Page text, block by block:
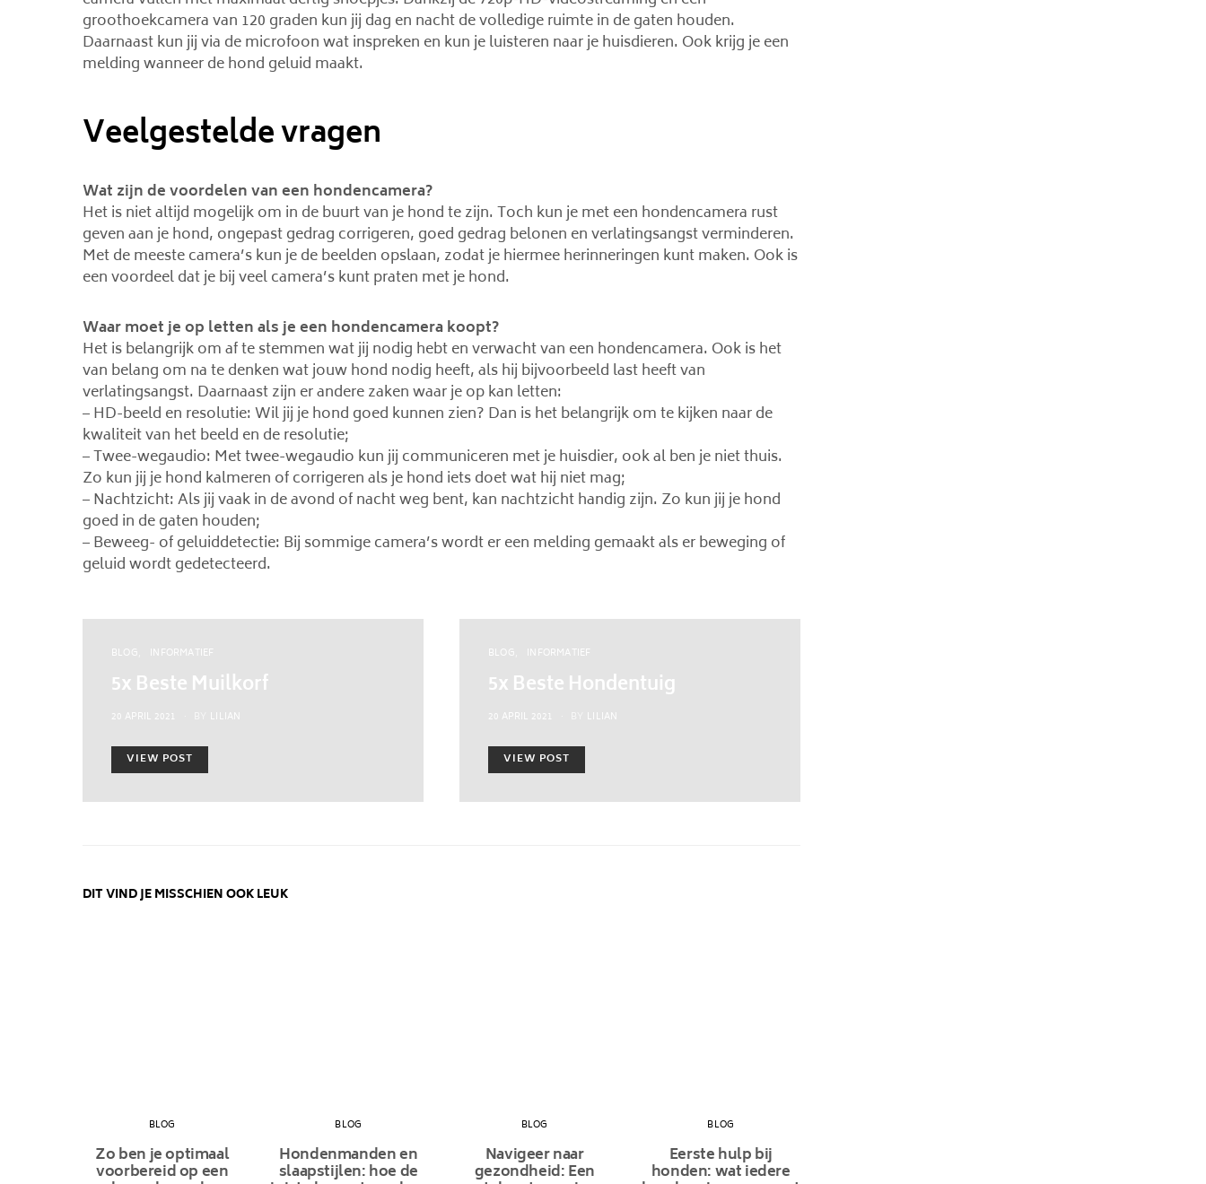
groothoekcamera van 120 graden kun jij dag en nacht de volledige ruimte in de gaten houden.
Daarnaast kun jij via de microfoon wat inspreken en kun je luisteren naar je huisdieren. Ook krijg je een
melding wanneer de hond geluid maakt.
Veelgestelde vragen
Wat zijn de voordelen van een hondencamera?
Het is niet altijd mogelijk om in de buurt van je hond te zijn. Toch kun je met een hondencamera rust
geven aan je hond, ongepast gedrag corrigeren, goed gedrag belonen en verlatingsangst verminderen.
Met de meeste camera’s kun je de beelden opslaan, zodat je hiermee herinneringen kunt maken. Ook is
een voordeel dat je bij veel camera’s kunt praten met je hond.
Waar moet je op letten als je een hondencamera koopt?
Het is belangrijk om af te stemmen wat jij nodig hebt en verwacht van een hondencamera. Ook is het
van belang om na te denken wat jouw hond nodig heeft, als hij bijvoorbeeld last heeft van
verlatingsangst. Daarnaast zijn er andere zaken waar je op kan letten:
– HD-beeld en resolutie: Wil jij je hond goed kunnen zien? Dan is het belangrijk om te kijken naar de
kwaliteit van het beeld en de resolutie;
– Twee-wegaudio: Met twee-wegaudio kun jij communiceren met je huisdier, ook al ben je niet thuis.
Zo kun jij je hond kalmeren of corrigeren als je hond iets doet wat hij niet mag;
– Nachtzicht: Als jij vaak in de avond of nacht weg bent, kan nachtzicht handig zijn. Zo kun jij je hond
goed in de gaten houden;
– Beweeg- of geluiddetectie: Bij sommige camera’s wordt er een melding gemaakt als er beweging of
geluid wordt gedetecteerd.
BLOG INFORMATIEF
5x Beste Muilkorf
POSTED
20 APRIL 2021 LILIAN
VIEW POST
BLOG INFORMATIEF
5x Beste Hondentuig
POSTED
20 APRIL 2021 LILIAN
VIEW POST
DIT VIND JE MISSCHIEN OOK LEUK
BLOG
Zo ben je optimaal
voorbereid op een
BLOG
Hondenmanden en
slaapstijlen: hoe de
BLOG
Navigeer naar
gezondheid: Een
BLOG
Eerste hulp bij
honden: wat iedere